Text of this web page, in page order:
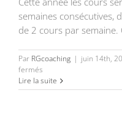
semaines consécutives,
de 2 cours par semaine.
Par RGcoaching | juin 14th,
fermés
ETE
2017
Lire la suite